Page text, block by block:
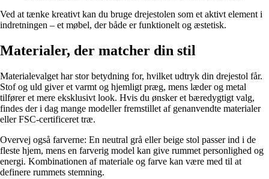
Ved at tænke kreativt kan du bruge drejestolen som et aktivt element i
indretningen – et møbel, der både er funktionelt og æstetisk.
Materialer, der matcher din stil
Materialevalget har stor betydning for, hvilket udtryk din drejestol får.
Stof og uld giver et varmt og hjemligt præg, mens læder og metal
tilfører et mere eksklusivt look. Hvis du ønsker et bæredygtigt valg,
findes der i dag mange modeller fremstillet af genanvendte materialer
eller FSC-certificeret træ.
Overvej også farverne: En neutral grå eller beige stol passer ind i de
fleste hjem, mens en farverig model kan give rummet personlighed og
energi. Kombinationen af materiale og farve kan være med til at
definere rummets stemning.